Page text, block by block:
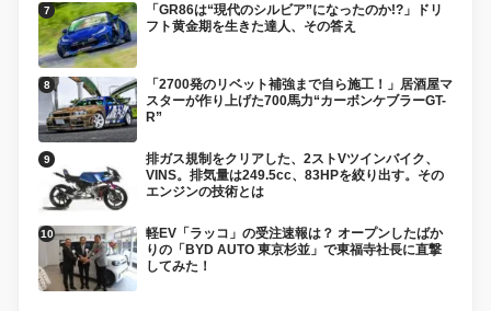
「GR86は“現代のシルビア”になったのか!?」ドリ
フト黄金期を生きた達人、その答え
「2700発のリベット補強まで自ら施工！」居酒屋マ
スターが作り上げた700馬力“カーボンケブラーGT-
R”
排ガス規制をクリアした、2ストVツインバイク、
VINS。排気量は249.5cc、83HPを絞り出す。その
エンジンの技術とは
軽EV「ラッコ」の受注速報は？ オープンしたばか
りの「BYD AUTO 東京杉並」で東福寺社長に直撃
してみた！